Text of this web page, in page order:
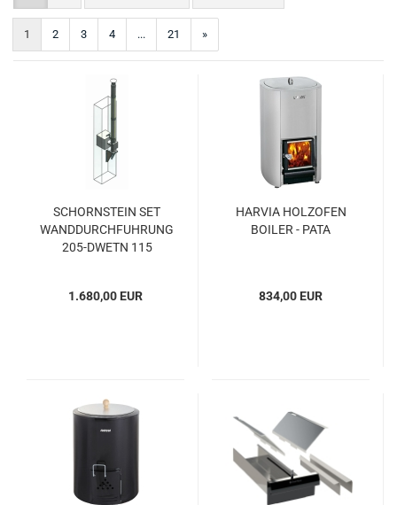
1 2 3 4 ... 21 »
SCHORNSTEIN SET
WANDDURCHFUHRUNG
205-DWETN 115
1.680,00 EUR
HARVIA HOLZOFEN
BOILER - PATA
834,00 EUR